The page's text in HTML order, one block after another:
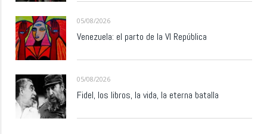
05/08/2026
Venezuela: el parto de la VI República
05/08/2026
Fidel, los libros, la vida, la eterna batalla